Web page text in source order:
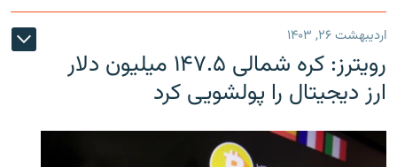
اردیبهشت ۲۶, ۱۴۰۳
رویترز: کره شمالی ۱۴۷.۵ میلیون دلار
ارز دیجیتال را پولشویی کرد